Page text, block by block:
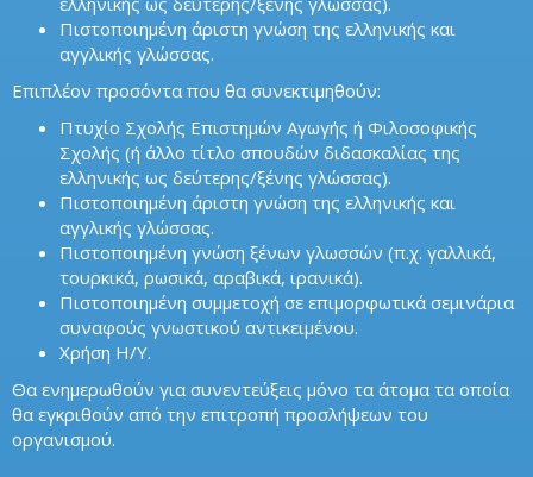
Πιστοποιημένη άριστη γνώση της ελληνικής και
αγγλικής γλώσσας.
Eπιπλέον προσόντα που θα συνεκτιμηθούν:
Πτυχίο Σχολής Επιστημών Αγωγής ή Φιλοσοφικής
Σχολής (ή άλλο τίτλο σπουδών διδασκαλίας της
ελληνικής ως δεύτερης/ξένης γλώσσας).
Πιστοποιημένη άριστη γνώση της ελληνικής και
αγγλικής γλώσσας.
Πιστοποιημένη γνώση ξένων γλωσσών (π.χ. γαλλικά,
τουρκικά, ρωσικά, αραβικά, ιρανικά).
Πιστοποιημένη συμμετοχή σε επιμορφωτικά σεμινάρια
συναφούς γνωστικού αντικειμένου.
Χρήση Η/Υ.
Θα ενημερωθούν για συνεντεύξεις μόνο τα άτομα τα οποία
θα εγκριθούν από την επιτροπή προσλήψεων του
οργανισμού.